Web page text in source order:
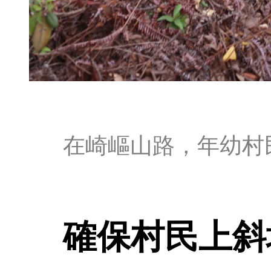
在崎嶇山路，年幼
確保村民上斜